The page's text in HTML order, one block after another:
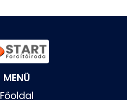
MENÜ
Főoldal